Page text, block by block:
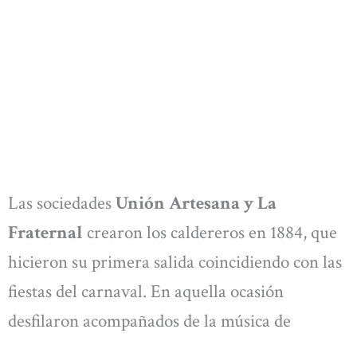
Las sociedadesUnión Artesana y La
Fraternal crearon los caldereros en 1884, que
hicieron su primera salida coincidiendo con las
fiestas del carnaval. En aquella ocasión
desfilaron acompañados de la música de